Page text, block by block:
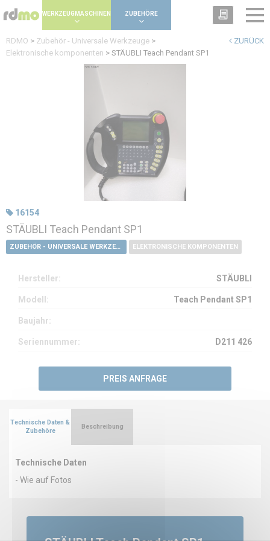
WERKZEUGMASCHINEN ZUBEHÖRE
ZURÜCK
RDMO > Zubehör - Universale Werkzeuge >
Elektronische komponenten > STÄUBLI Teach Pendant SP1
16154
STÄUBLI Teach Pendant SP1
ZUBEHÖR - UNIVERSALE WERKZEUGE ELEKTRONISCHE KOMPONENTEN
Hersteller: STÄUBLI
Modell: Teach Pendant SP1
Baujahr:
Seriennummer: D211 426
PREIS ANFRAGE
Technische Daten &
Zubehöre
Technische Daten
- Wie auf Fotos
Beschreibung